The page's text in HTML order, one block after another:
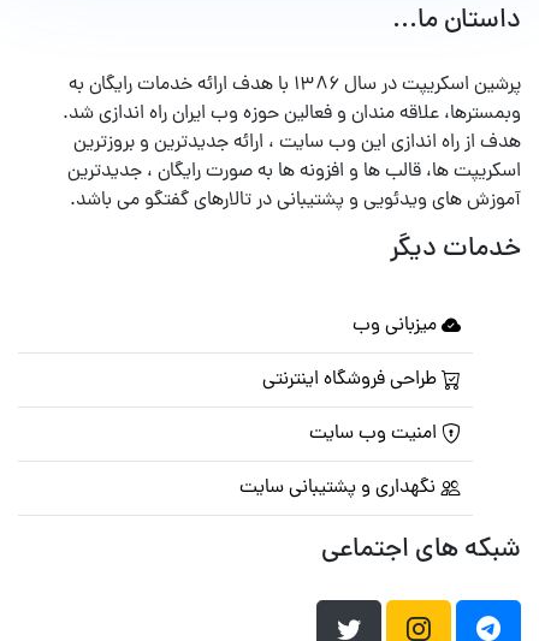
داستان ما...
پرشین اسکریپت در سال ۱۳۸۶ با هدف ارائه خدمات رایگان به
وبمسترها، علاقه مندان و فعالین حوزه وب ایران راه اندازی شد.
هدف از راه اندازی این وب سایت ، ارائه جدیدترین و بروزترین
اسکریپت ها، قالب ها و افزونه ها به صورت رایگان ، جدیدترین
آموزش های ویدئویی و پشتیبانی در تالارهای گفتگو می باشد.
خدمات دیگر
میزبانی وب
طراحی فروشگاه اینترنتی
امنیت وب سایت
نگهداری و پشتیبانی سایت
شبکه های اجتماعی